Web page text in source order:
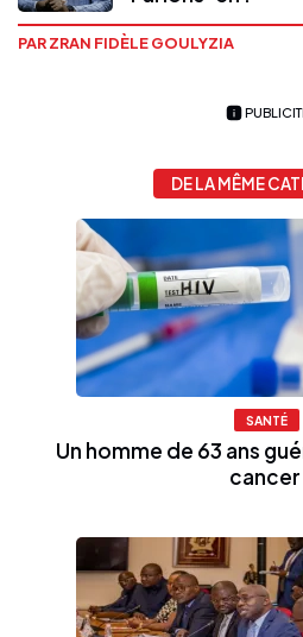
PAR ZRAN FIDÈLE GOULYZIA
DE LA MÊME
SANTÉ
Un homme de 63 ans
cancer